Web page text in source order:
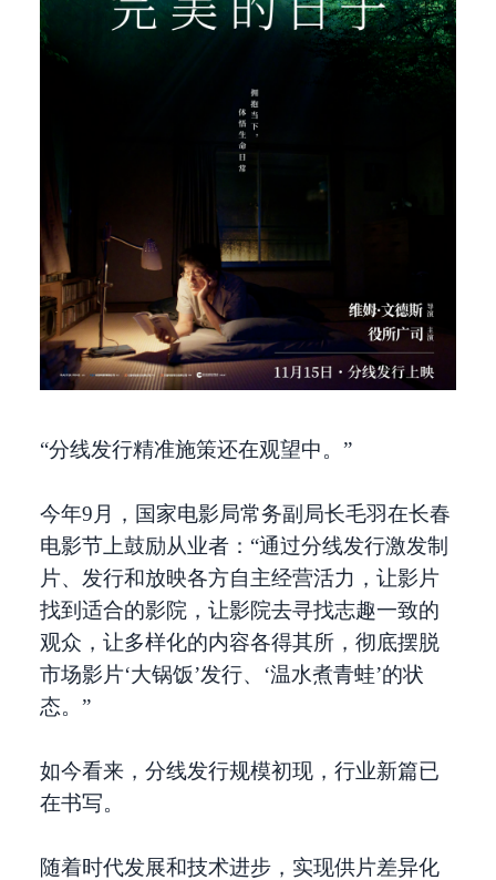
“分线发行精准施策还在观望中。”
今年9月，国家电影局常务副局长毛羽在长春
电影节上鼓励从业者：“通过分线发行激发制
片、发行和放映各方自主经营活力，让影片
找到适合的影院，让影院去寻找志趣一致的
观众，让多样化的内容各得其所，彻底摆脱
市场影片‘大锅饭’发行、‘温水煮青蛙’的状
态。”
如今看来，分线发行规模初现，行业新篇已
在书写。
随着时代发展和技术进步，实现供片差异化